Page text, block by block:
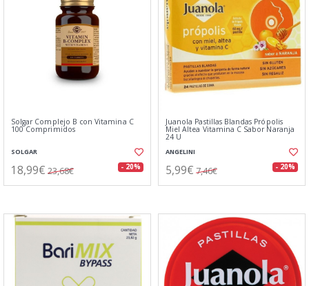
Solgar Complejo B con Vitamina C
100 Comprimidos
SOLGAR
18,99€ 23,68€ - 20%
Juanola Pastillas Blandas Própolis
Miel Altea Vitamina C Sabor Naranja
24 U
ANGELINI
5,99€ 7,46€ - 20%